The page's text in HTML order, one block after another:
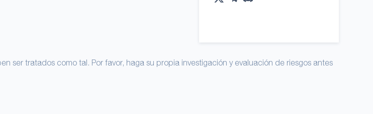
ser tratados como tal. Por favor, haga su propia investigación y evaluación de riesgos antes